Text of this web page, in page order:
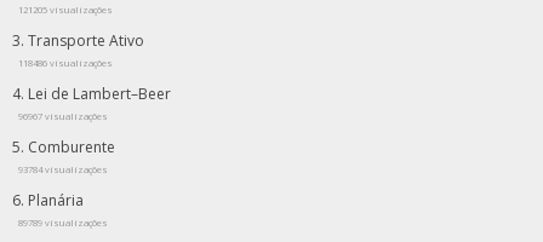
121205 visualizações
Transporte Ativo
118486 visualizações
Lei de Lambert–Beer
96967 visualizações
Comburente
93784 visualizações
Planária
89789 visualizações